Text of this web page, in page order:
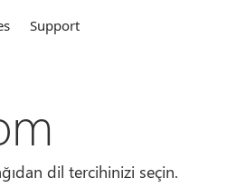
Support
dil tercihinizi seçin.